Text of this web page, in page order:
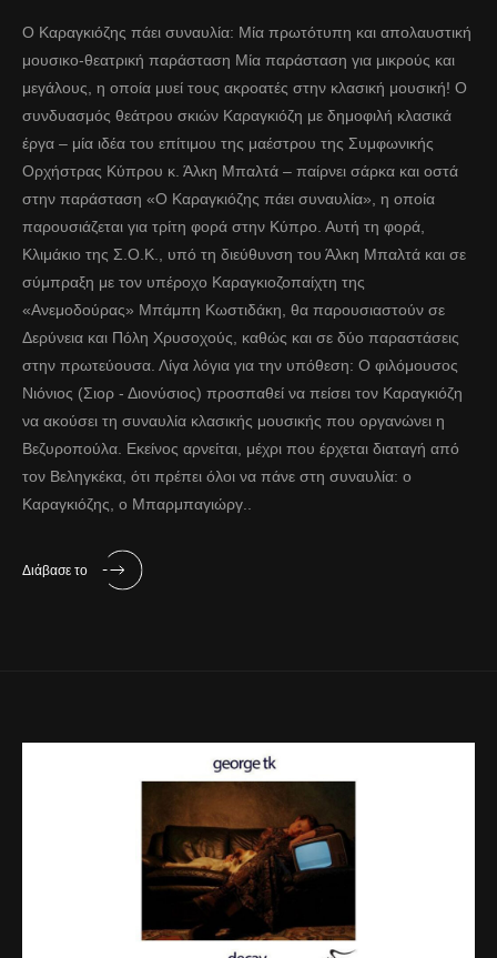
Ο Καραγκιόζης πάει συναυλία: Μία πρωτότυπη και απολαυστική
μουσικο-θεατρική παράσταση Μία παράσταση για μικρούς και
μεγάλους, η οποία μυεί τους ακροατές στην κλασική μουσική! Ο
συνδυασμός θεάτρου σκιών Καραγκιόζη με δημοφιλή κλασικά
έργα – μία ιδέα του επίτιμου της μαέστρου της Συμφωνικής
Ορχήστρας Κύπρου κ. Άλκη Μπαλτά – παίρνει σάρκα και οστά
στην παράσταση «Ο Καραγκιόζης πάει συναυλία», η οποία
παρουσιάζεται για τρίτη φορά στην Κύπρο. Αυτή τη φορά,
Κλιμάκιο της Σ.Ο.Κ., υπό τη διεύθυνση του Άλκη Μπαλτά και σε
σύμπραξη με τον υπέροχο Καραγκιοζοπαίχτη της
«Ανεμοδούρας» Μπάμπη Κωστιδάκη, θα παρουσιαστούν σε
Δερύνεια και Πόλη Χρυσοχούς, καθώς και σε δύο παραστάσεις
στην πρωτεύουσα. Λίγα λόγια για την υπόθεση: Ο φιλόμουσος
Νιόνιος (Σιορ - Διονύσιος) προσπαθεί να πείσει τον Καραγκιόζη
να ακούσει τη συναυλία κλασικής μουσικής που οργανώνει η
Βεζυροπούλα. Εκείνος αρνείται, μέχρι που έρχεται διαταγή από
τον Βεληγκέκα, ότι πρέπει όλοι να πάνε στη συναυλία: ο
Καραγκιόζης, ο Μπαρμπαγιώργ..
Διάβασε το